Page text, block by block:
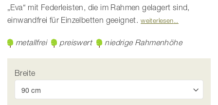
„Eva“ mit Federleisten, die im Rahmen gelagert sind,
einwandfrei für Einzelbetten geeignet. weiterlesen
metallfrei preiswert niedrige Rahmenhöhe
Breite